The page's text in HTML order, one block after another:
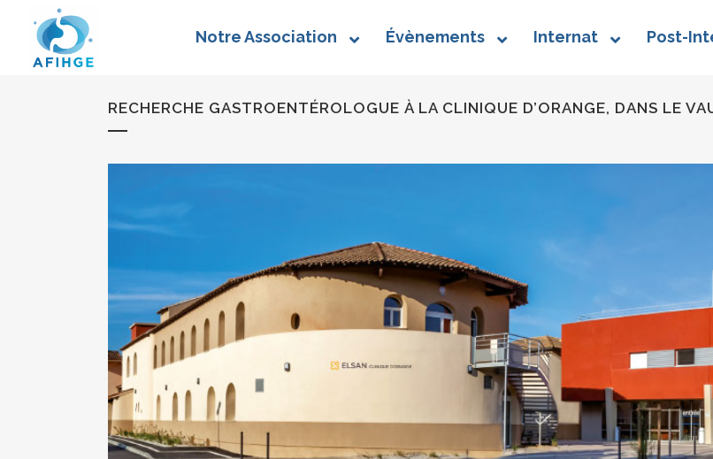
Notre Association Évènements Internat Post-
RECHERCHE GASTROENTÉROLOGUE À LA CLINIQUE D’ORANGE, DANS LE